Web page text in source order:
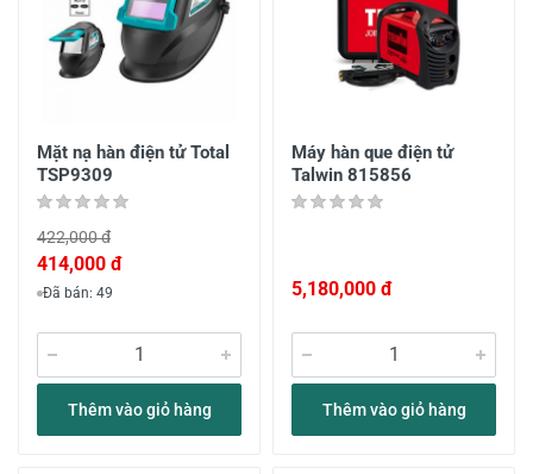
Mặt nạ hàn điện tử Total
TSP9309
422,000 đ
414,000 đ
Đã bán: 49
Thêm vào giỏ hàng
Máy hàn que điện tử
Talwin 815856
5,180,000 đ
Thêm vào giỏ hàng